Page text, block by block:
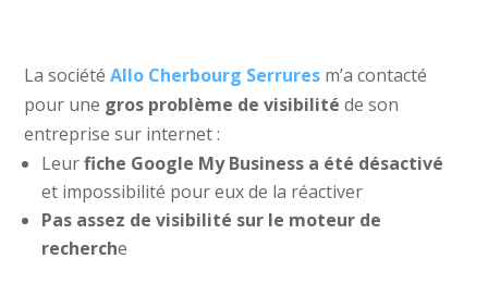
La sociétéAllo Cherbourg Serrures m’a contacté
pour une gros problème de visibilité de son
entreprise sur internet :
Leurfiche Google My Business a été désactivé
et impossibilité pour eux de la réactiver
Pas assez de visibilité sur le moteur de
recherche